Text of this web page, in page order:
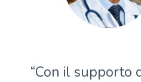
“Con il supporto